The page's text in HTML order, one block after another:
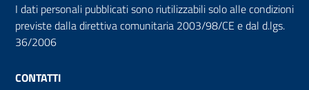
I dati personali pubblicati sono riutilizzabili solo alle condizioni
previste dalla direttiva comunitaria 2003/98/CE e dal d.lgs.
36/2006
CONTATTI